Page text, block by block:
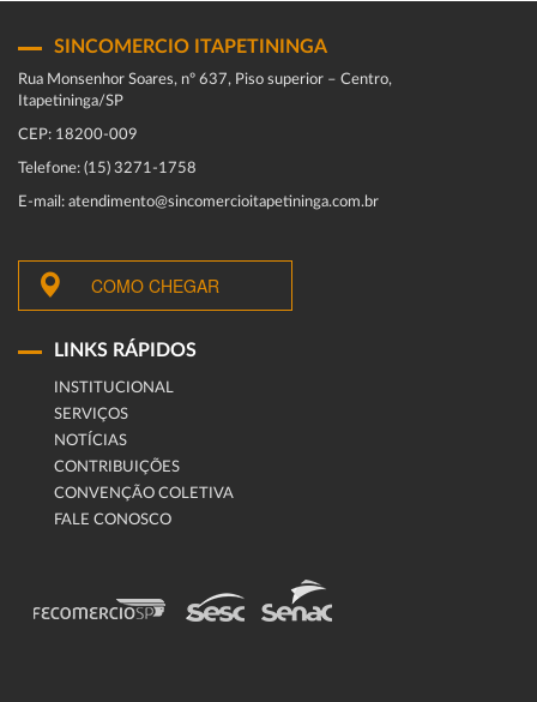
SINCOMERCIO ITAPETININGA
Rua Monsenhor Soares, nº 637, Piso superior – Centro,
Itapetininga/SP
CEP: 18200-009
Telefone: (15) 3271-1758
E-mail: atendimento@sincomercioitapetininga.com.br
COMO CHEGAR
LINKS RÁPIDOS
INSTITUCIONAL
SERVIÇOS
NOTÍCIAS
CONTRIBUIÇÕES
CONVENÇÃO COLETIVA
FALE CONOSCO